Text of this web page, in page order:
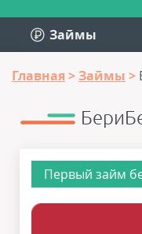
Займы
Главная Займы
Первый займ